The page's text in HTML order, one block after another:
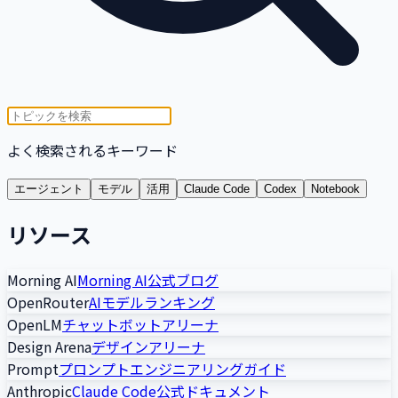
よく検索されるキーワード
エージェント モデル 活用 Claude Code Codex Notebook
リソース
Morning AIMorning AI公式ブログ
OpenRouterAIモデルランキング
OpenLMチャットボットアリーナ
Design Arenaデザインアリーナ
Promptプロンプトエンジニアリングガイド
AnthropicClaude Code公式ドキュメント